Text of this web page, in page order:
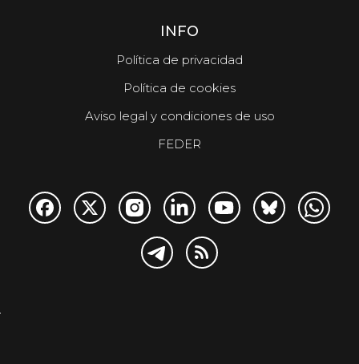
INFO
Política de privacidad
Política de cookies
Aviso legal y condiciones de uso
FEDER